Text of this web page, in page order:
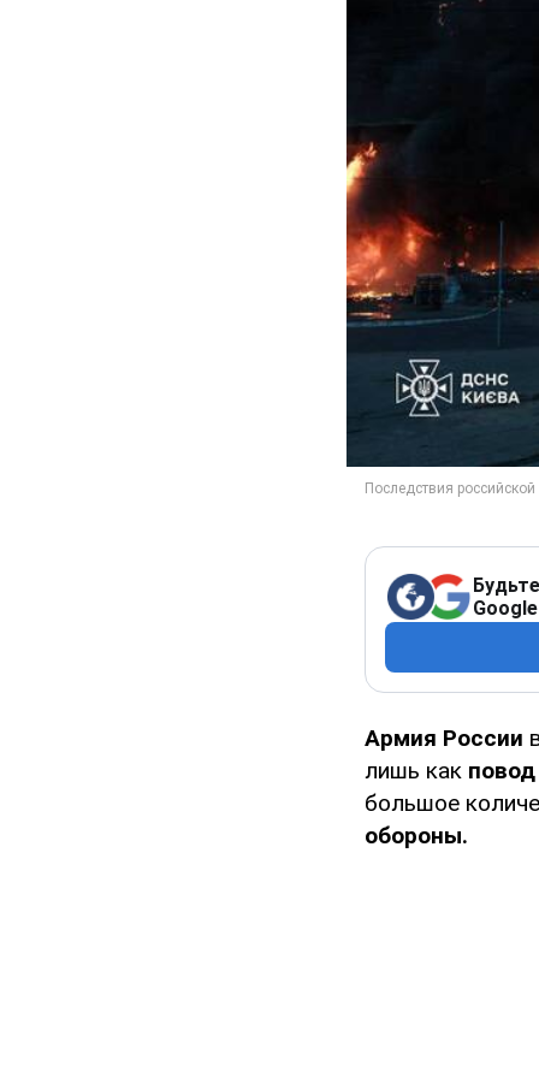
Google
Армия России
лишь как
большое
обороны.